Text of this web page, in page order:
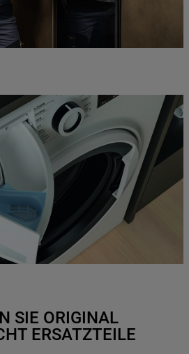
SIE ORIGINAL
ERSATZTEILE